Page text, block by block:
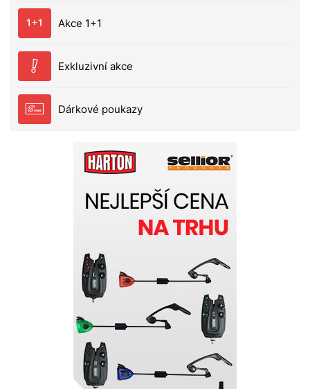
Akce 1+1
Exkluzivní akce
Dárkové poukazy